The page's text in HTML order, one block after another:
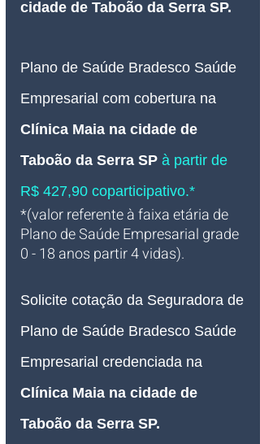
cidade de Taboão da Serra SP.
Plano de Saúde Bradesco Saúde
Empresarial com cobertura na
Clínica Maia na cidade de
Taboão da Serra SP à partir de
R$ 427,90 coparticipativo.*
*(valor referente à faixa etária de
Plano de Saúde Empresarial grade
0 - 18 anos partir 4 vidas).
Solicite cotação da Seguradora de
Plano de Saúde Bradesco Saúde
Empresarial credenciada na
Clínica Maia na cidade de
Taboão da Serra SP.